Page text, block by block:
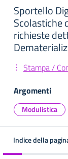
Sportello
Scolastiche
richieste
Stampa /
Argomenti
Modulistica
Indice della